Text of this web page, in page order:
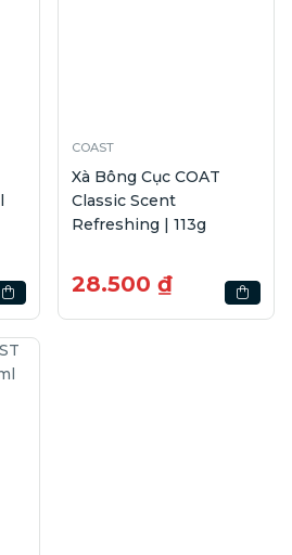
COAST
Xà Bông Cục COAT
Classic Scent
Refreshing | 113g
28.500 ₫